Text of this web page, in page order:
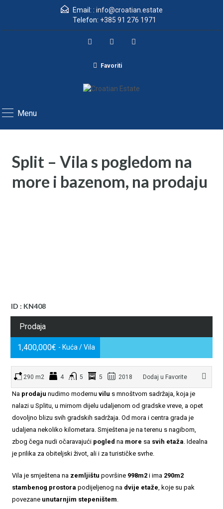
Email: : info@croatian.estate
Telefon: +385 91 276 1971
Favoriti
Menu
Split – Vila s pogledom na
more i bazenom, na prodaju
ID : KN408
Prodaja
1,400,000€ - Kuća / Vila
290 m2 4 5 5 2018 Dodaj u Favorite
Na prodaju nudimo modernu vilu s mnoštvom sadržaja, koja je
nalazi u Splitu, u mirnom dijelu udaljenom od gradske vreve, a opet
dovoljno blizu svih gradskih sadržaja. Od mora i centra grada je
udaljena nekoliko kilometara. Smještena je na terenu s nagibom,
zbog čega nudi očaravajući pogled na more sa svih etaža. Idealna
je prilika za obiteljski život, ali i za turističke svrhe.
Vila je smještena na zemljištu površine 998m2 i ima 290m2
stambenog prostora podijeljenog na dvije etaže, koje su pak
povezane unutarnjim stepeništem.